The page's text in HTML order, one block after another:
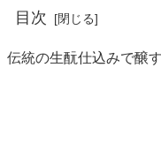
目次
統の生酛仕込みで醸